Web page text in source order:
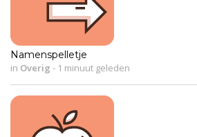
Namenspelletje
in Overig - 1 minuut geleden